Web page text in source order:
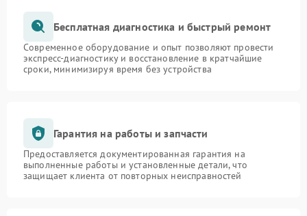
Бесплатная диагностика и быстрый ремонт
Современное оборудование и опыт позволяют провести
экспресс-диагностику и восстановление в кратчайшие
сроки, минимизируя время без устройства
Гарантия на работы и запчасти
Предоставляется документированная гарантия на
выполненные работы и установленные детали, что
защищает клиента от повторных неисправностей